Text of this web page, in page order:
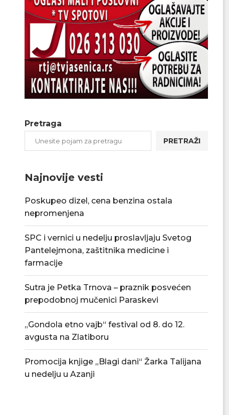
Poznat raspored Podunavske
04/08/2026
Pretraga
PRETRAŽI
Najnovije vesti
Poskupeo dizel, cena benzina ostala
nepromenjena
SPC i vernici u nedelju proslavljaju Svetog
Pantelejmona, zaštitnika medicine i
farmacije
Sutra je Petka Trnova – praznik posvećen
prepodobnoj mučenici Paraskevi
„Gondola etno vajb“ festival od 8. do 12.
avgusta na Zlatiboru
Promocija knjige „Blagi dani“ Žarka Talijana
u nedelju u Azanji